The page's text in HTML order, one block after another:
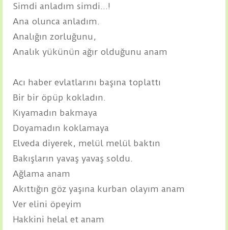
Simdi anladım simdi...!
Ana olunca anladım.
Analığın zorluğunu,
Analık yükünün ağır olduğunu anam
Acı haber evlatlarını başına toplattı
Bir bir öpüp kokladın.
Kıyamadın bakmaya
Doyamadın koklamaya
Elveda diyerek, melül melül baktın
Bakışların yavaş yavaş soldu.
Ağlama anam
Akıttığın göz yaşına kurban olayım anam
Ver elini öpeyim
Hakkini helal et anam